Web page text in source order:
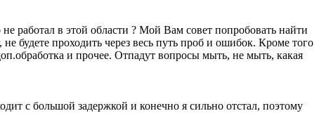
работал в этой области ? Мой Вам совет попробовать найти
будете проходить через весь путь проб и ошибок. Кроме того
и прочее. Отпадут вопросы мыть, не мыть, какая
с большой задержкой и конечно я сильно отстал, поэтому